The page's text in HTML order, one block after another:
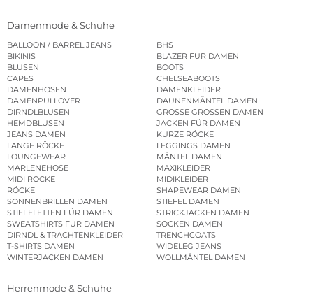
Damenmode & Schuhe
BALLOON / BARREL JEANS
BHS
BIKINIS
BLAZER FÜR DAMEN
BLUSEN
BOOTS
CAPES
CHELSEABOOTS
DAMENHOSEN
DAMENKLEIDER
DAMENPULLOVER
DAUNENMÄNTEL DAMEN
DIRNDLBLUSEN
GROSSE GRÖSSEN DAMEN
HEMDBLUSEN
JACKEN FÜR DAMEN
JEANS DAMEN
KURZE RÖCKE
LANGE RÖCKE
LEGGINGS DAMEN
LOUNGEWEAR
MÄNTEL DAMEN
MARLENEHOSE
MAXIKLEIDER
MIDI RÖCKE
MIDIKLEIDER
RÖCKE
SHAPEWEAR DAMEN
SONNENBRILLEN DAMEN
STIEFEL DAMEN
STIEFELETTEN FÜR DAMEN
STRICKJACKEN DAMEN
SWEATSHIRTS FÜR DAMEN
SOCKEN DAMEN
DIRNDL & TRACHTENKLEIDER
TRENCHCOATS
T-SHIRTS DAMEN
WIDELEG JEANS
WINTERJACKEN DAMEN
WOLLMÄNTEL DAMEN
Herrenmode & Schuhe